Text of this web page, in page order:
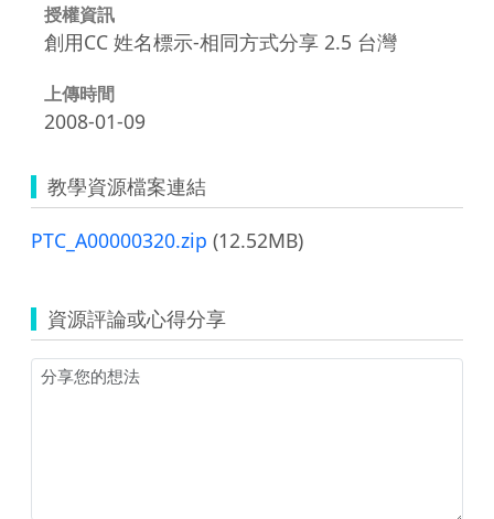
授權資訊
創用CC 姓名標示-相同方式分享 2.5 台灣
上傳時間
2008-01-09
教學資源檔案連結
PTC_A00000320.zip (12.52MB)
資源評論或心得分享